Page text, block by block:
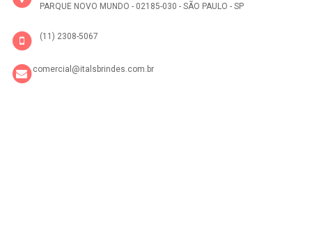
PARQUE NOVO MUNDO - 02185-030 - SÃO PAULO - SP
(11) 2308-5067
comercial@italsbrindes.com.br